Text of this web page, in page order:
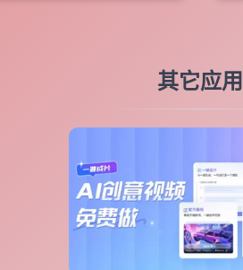
其它应用